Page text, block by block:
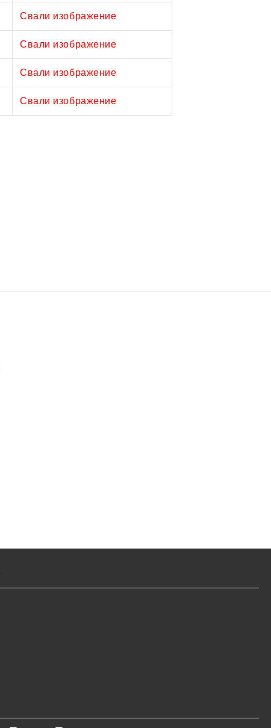
Свали изображение
Свали изображение
Свали изображение
Свали изображение